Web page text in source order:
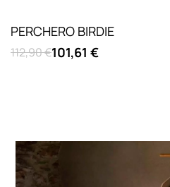
PERCHERO BIRDIE
112,90 €101,61 €